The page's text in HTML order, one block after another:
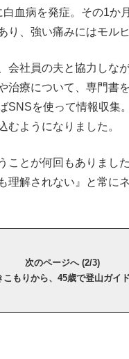
血病を発症。その1か
、強い痛みにはモル
社員の夫と協力しな
治療について、専門書
SNSを使って情報収集
むようになりました。
ことが何回もありまし
理解されない』と常に
次のページへ (2/3)
こもりから、45歳で登山ガイ